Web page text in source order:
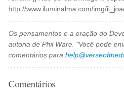
http://www.iluminalma.com/img/
Os pensamentos e a oração do
autoria de Phil Ware. "Você pode
comentários para
Comentários